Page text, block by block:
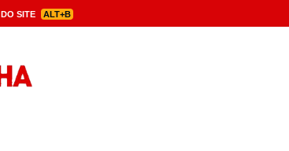
SITE ALT+B